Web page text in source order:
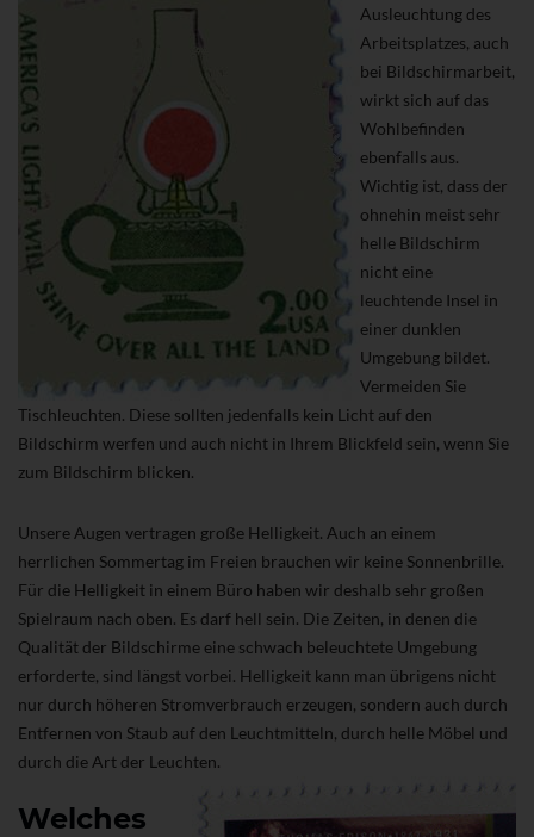
Ausleuchtung des
Arbeitsplatzes, auch
bei Bildschirmarbeit,
wirkt sich auf das
Wohlbefinden
ebenfalls aus.
Wichtig ist, dass der
ohnehin meist sehr
helle Bildschirm
nicht eine
leuchtende Insel in
einer dunklen
Umgebung bildet.
Vermeiden Sie
Tischleuchten. Diese sollten jedenfalls kein Licht auf den
Bildschirm werfen und auch nicht in Ihrem Blickfeld sein, wenn Sie
zum Bildschirm blicken.
Unsere Augen vertragen große Helligkeit. Auch an einem
herrlichen Sommertag im Freien brauchen wir keine Sonnenbrille.
Für die Helligkeit in einem Büro haben wir deshalb sehr großen
Spielraum nach oben. Es darf hell sein. Die Zeiten, in denen die
Qualität der Bildschirme eine schwach beleuchtete Umgebung
erforderte, sind längst vorbei. Helligkeit kann man übrigens nicht
nur durch höheren Stromverbrauch erzeugen, sondern auch durch
Entfernen von Staub auf den Leuchtmitteln, durch helle Möbel und
durch die Art der Leuchten.
Welches